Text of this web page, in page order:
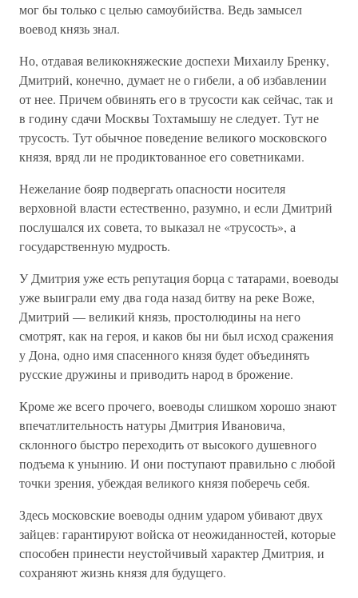
мог бы только с целью самоубийства. Ведь замысел
воевод князь знал.
Но, отдавая великокняжеские доспехи Михаилу Бренку,
Дмитрий, конечно, думает не о гибели, а об избавлении
от нее. Причем обвинять его в трусости как сейчас, так и
в годину сдачи Москвы Тохтамышу не следует. Тут не
трусость. Тут обычное поведение великого московского
князя, вряд ли не продиктованное его советниками.
Нежелание бояр подвергать опасности носителя
верховной власти естественно, разумно, и если Дмитрий
послушался их совета, то выказал не «трусость», а
государственную мудрость.
У Дмитрия уже есть репутация борца с татарами, воеводы
уже выиграли ему два года назад битву на реке Воже,
Дмитрий — великий князь, простолюдины на него
смотрят, как на героя, и каков бы ни был исход сражения
у Дона, одно имя спасенного князя будет объединять
русские дружины и приводить народ в брожение.
Кроме же всего прочего, воеводы слишком хорошо знают
впечатлительность натуры Дмитрия Ивановича,
склонного быстро переходить от высокого душевного
подъема к унынию. И они поступают правильно с любой
точки зрения, убеждая великого князя поберечь себя.
Здесь московские воеводы одним ударом убивают двух
зайцев: гарантируют войска от неожиданностей, которые
способен принести неустойчивый характер Дмитрия, и
сохраняют жизнь князя для будущего.